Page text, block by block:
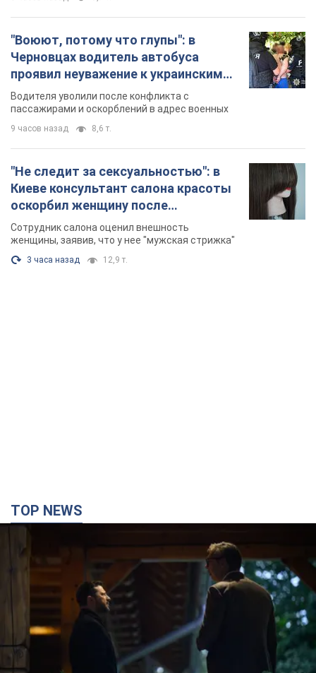
"Воюют, потому что глупы": в
Черновцах водитель автобуса
проявил неуважение к украинским
военным и поплатился за это.
Видео
Водителя уволили после конфликта с
пассажирами и оскорблений в адрес военных
9 часов назад 8,6 т.
"Не следит за сексуальностью": в
Киеве консультант салона красоты
оскорбил женщину после
химиотерапии, разгорелся скандал.
Фото
Сотрудник салона оценил внешность
женщины, заявив, что у нее "мужская стрижка"
3 часа назад 12,9 т.
TOP NEWS